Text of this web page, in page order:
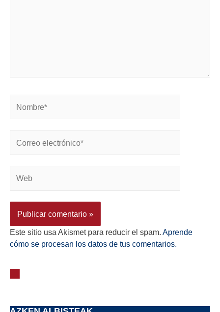
Este sitio usa Akismet para reducir el spam. Aprende
cómo se procesan los datos de tus comentarios.